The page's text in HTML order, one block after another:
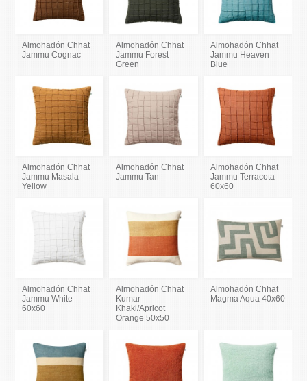
Almohadón Chhat
Jammu Cognac
Almohadón Chhat
Jammu Forest
Green
Almohadón Chhat
Jammu Heaven
Blue
Almohadón Chhat
Jammu Masala
Yellow
Almohadón Chhat
Jammu Tan
Almohadón Chhat
Jammu Terracota
60x60
Almohadón Chhat
Jammu White
60x60
Almohadón Chhat
Kumar
Khaki/Apricot
Orange 50x50
Almohadón Chhat
Magma Aqua 40x60